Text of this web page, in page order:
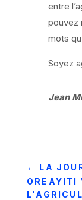
entre
pouvez
mots
Soyez
Jean
← LA
OREAYITI